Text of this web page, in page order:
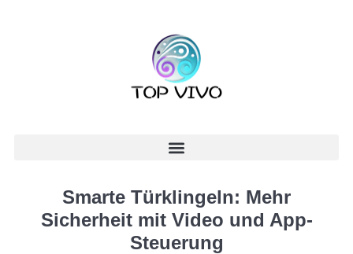
Smarte Türklingeln: Mehr
Sicherheit mit Video und App-
Steuerung